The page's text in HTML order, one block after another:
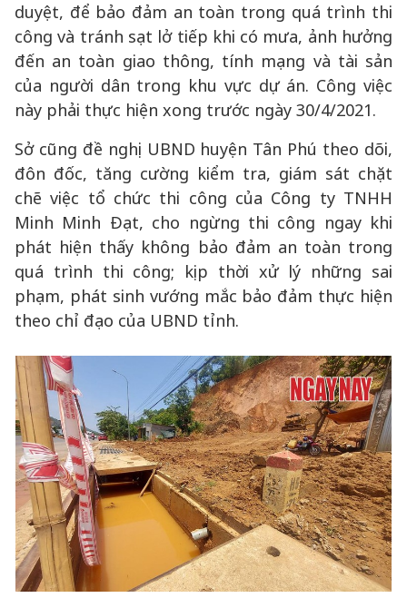
duyệt, để bảo đảm an toàn trong quá trình thi
công và tránh sạt lở tiếp khi có mưa, ảnh hưởng
đến an toàn giao thông, tính mạng và tài sản
của người dân trong khu vực dự án. Công việc
này phải thực hiện xong trước ngày 30/4/2021.
Sở cũng đề nghị UBND huyện Tân Phú theo dõi,
đôn đốc, tăng cường kiểm tra, giám sát chặt
chẽ việc tổ chức thi công của Công ty TNHH
Minh Minh Đạt, cho ngừng thi công ngay khi
phát hiện thấy không bảo đảm an toàn trong
quá trình thi công; kịp thời xử lý những sai
phạm, phát sinh vướng mắc bảo đảm thực hiện
theo chỉ đạo của UBND tỉnh.